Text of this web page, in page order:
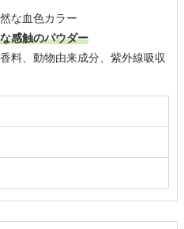
な血色カラー
感触のパウダー
料、動物由来成分、紫外線吸収